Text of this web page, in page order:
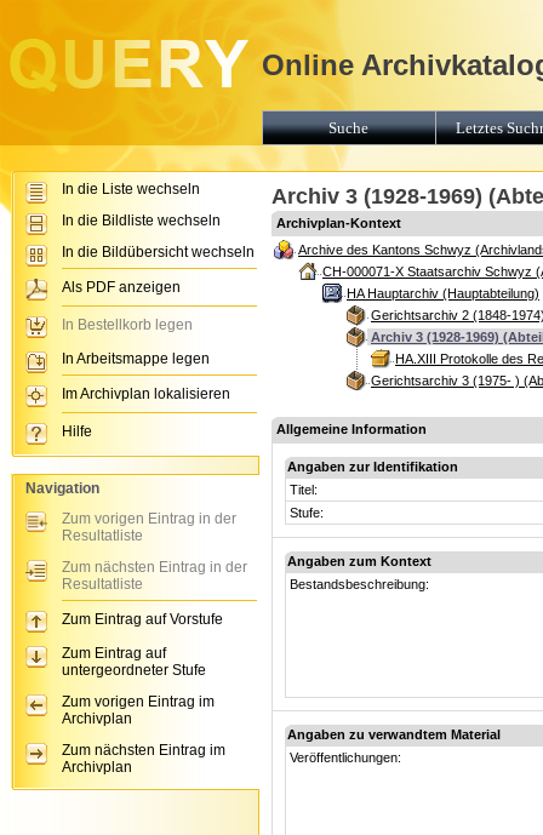
Archiv 3 (1928-1969)
Archivplan-Kontext
Archive des Kantons Schwyz
CH-000071-X Staatsarchiv Schwyz
HA Hauptarchiv (Hauptabteilung)
Gerichtsarchiv 2 (1848-
Archiv 3 (1928-1969)
HA.XIII Protokolle des
Gerichtsarchiv 3 (1975- )
Allgemeine Information
Angaben zur Identifikation
Titel:
Stufe:
Angaben zum Kontext
Bestandsbeschreibung:
Angaben zu verwandtem Material
Veröffentlichungen:
Online
Suche Letztes
In die Liste wechseln
In die Bildliste wechseln
In die Bildübersicht wechseln
Als PDF anzeigen
In Bestellkorb legen
In Arbeitsmappe legen
Im Archivplan lokalisieren
Hilfe
Navigation
Zum vorigen Eintrag in der
Resultatliste
Zum nächsten Eintrag in der
Resultatliste
Zum Eintrag auf Vorstufe
Zum Eintrag auf
untergeordneter Stufe
Zum vorigen Eintrag im
Archivplan
Zum nächsten Eintrag im
Archivplan